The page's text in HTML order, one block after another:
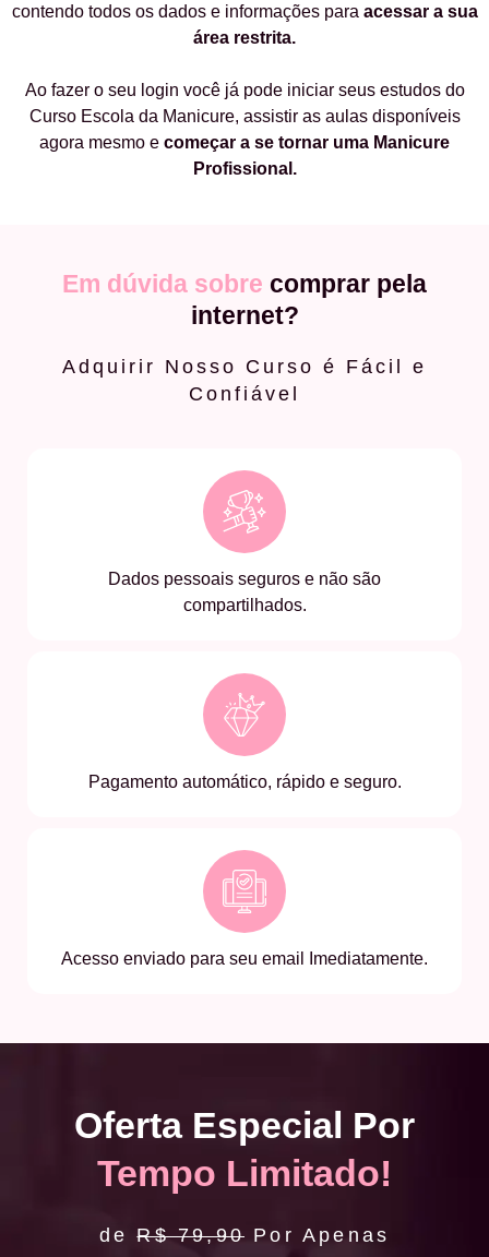
contendo todos os dados e informações para acessar a sua
área restrita.
Ao fazer o seu login você já pode iniciar seus estudos do
Curso Escola da Manicure, assistir as aulas disponíveis
agora mesmo e começar a se tornar uma Manicure
Profissional.
Em dúvida sobre comprar pela
internet?
Adquirir Nosso Curso é Fácil e
Confiável
Dados pessoais seguros e não são
compartilhados.
Pagamento automático, rápido e seguro.
Acesso enviado para seu email Imediatamente.
Oferta Especial Por
Tempo Limitado!
deR$ 79,90 Por Apenas